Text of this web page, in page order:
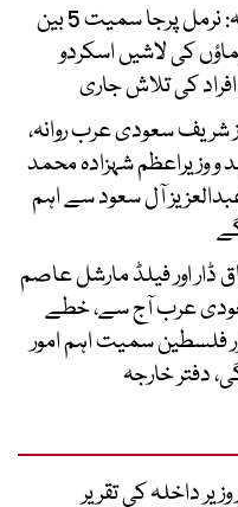
براڈ پیک سانحہ: نرمل پرجا سمیت 5 بین
کی لاشیں اسکردو
شریف سعودی عرب روانہ،
وزیراعظم شہزادہ محمد
آل سعود سے اہم
ڈار اور فیلڈ مارشل عاصم
عرب آج سے، خطے
فلسطین سمیت اہم امور
دفتر خارجہ
وزیر داخلہ کی تقریر